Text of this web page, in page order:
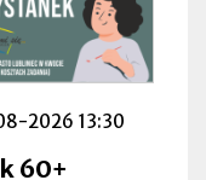
2026 13:30
60+